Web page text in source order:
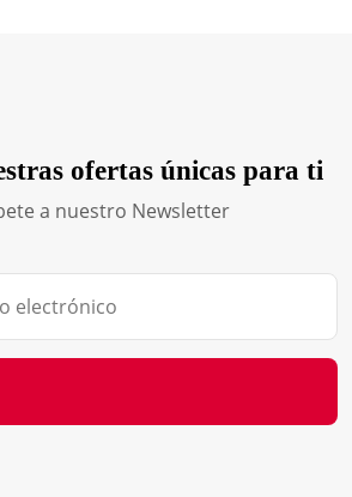
ofertas únicas para ti
a nuestro Newsletter